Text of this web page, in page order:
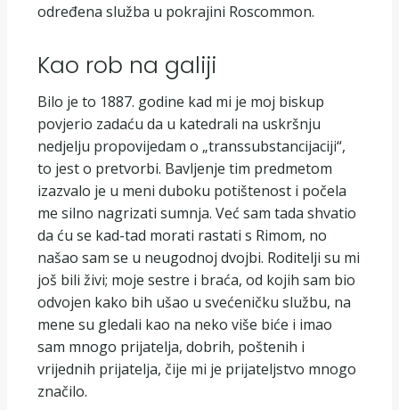
određena služba u pokrajini Roscommon.
Kao rob na galiji
Bilo je to 1887. godine kad mi je moj biskup
povjerio zadaću da u katedrali na uskršnju
nedjelju propovijedam o „transsubstancijaciji“,
to jest o pretvorbi. Bavljenje tim predmetom
izazvalo je u meni duboku potištenost i počela
me silno nagrizati sumnja. Već sam tada shvatio
da ću se kad-tad morati rastati s Rimom, no
našao sam se u neugodnoj dvojbi. Roditelji su mi
još bili živi; moje sestre i braća, od kojih sam bio
odvojen kako bih ušao u svećeničku službu, na
mene su gledali kao na neko više biće i imao
sam mnogo prijatelja, dobrih, poštenih i
vrijednih prijatelja, čije mi je prijateljstvo mnogo
značilo.